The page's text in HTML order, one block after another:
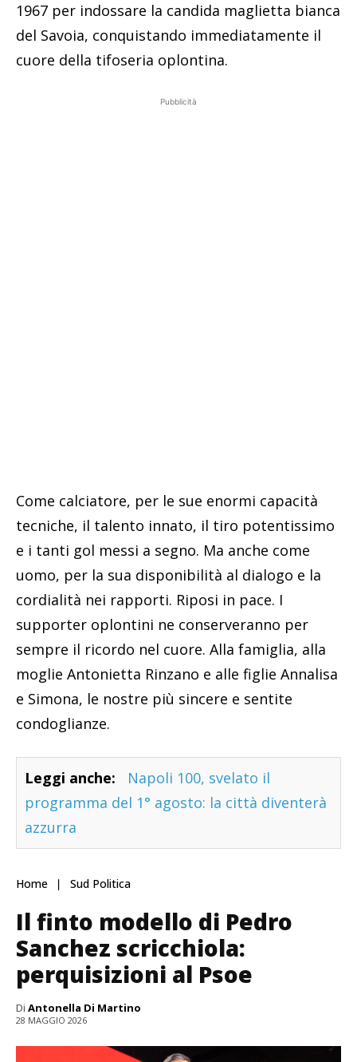
1967 per indossare la candida maglietta bianca
del Savoia, conquistando immediatamente il
cuore della tifoseria oplontina.
Pubblicità
Come calciatore, per le sue enormi capacità
tecniche, il talento innato, il tiro potentissimo
e i tanti gol messi a segno. Ma anche come
uomo, per la sua disponibilità al dialogo e la
cordialità nei rapporti. Riposi in pace. I
supporter oplontini ne conserveranno per
sempre il ricordo nel cuore. Alla famiglia, alla
moglie Antonietta Rinzano e alle figlie Annalisa
e Simona, le nostre più sincere e sentite
condoglianze.
Leggi anche:
Napoli 100, svelato il
programma del 1° agosto: la città diventerà
azzurra
Home Sud Politica
Il finto modello di Pedro
Sanchez scricchiola:
perquisizioni al Psoe
Di Antonella Di Martino
28 MAGGIO 2026